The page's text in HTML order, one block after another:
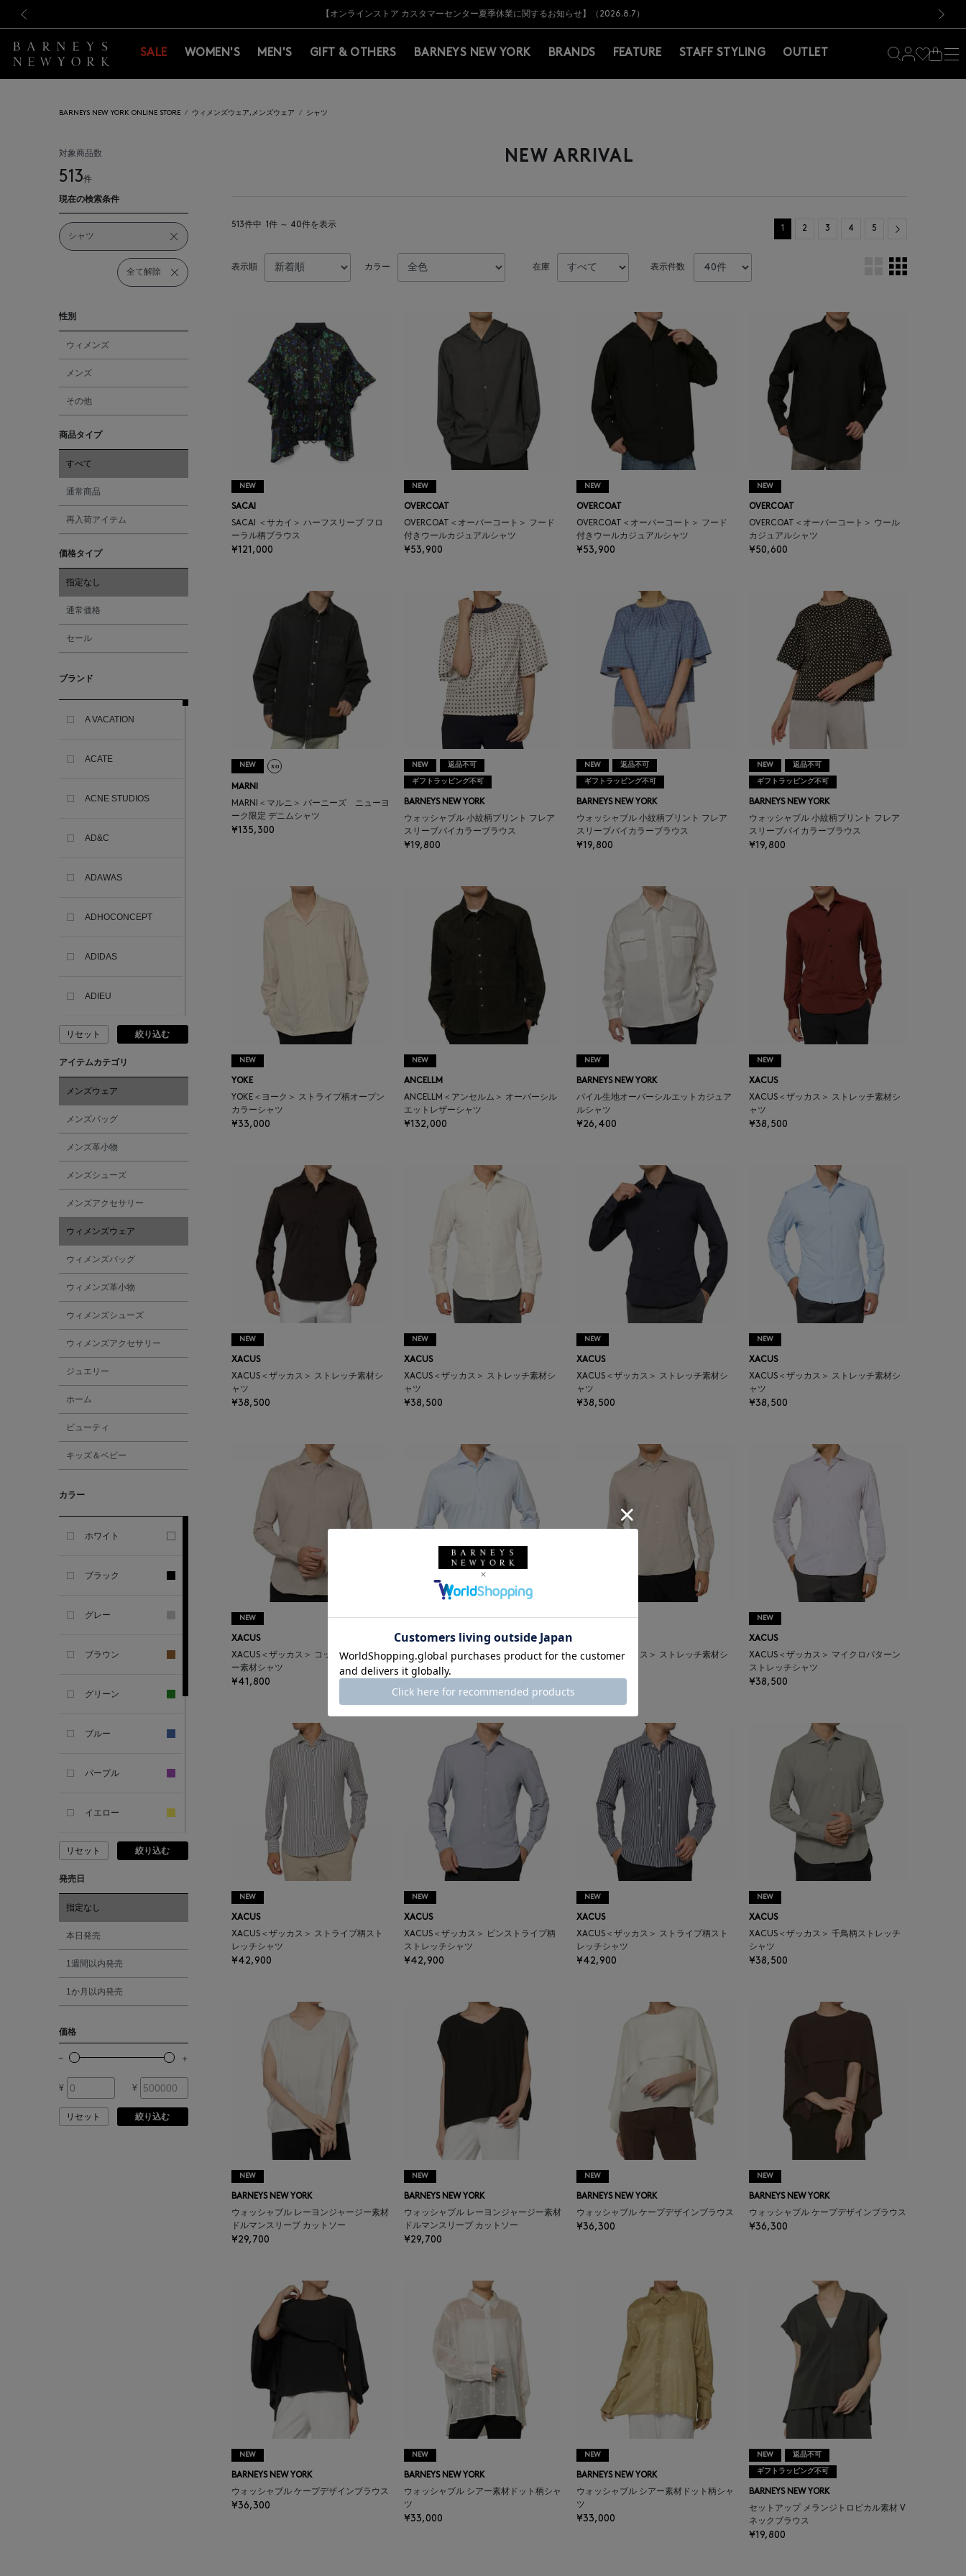
新規登録のお客様も対象！＜MY BARNEYS＞会員のお客様は11,000円（税込）以上のお買上げで常時送料無料！お買い物の際は会員登録を！
【夏季休業に伴う出荷一時停止のお知らせ】(2026.8.7)
【オンラインストア カスタマーセンター夏季休業に関するお知らせ】（2026.8.7）
【夏季休業に伴う返品・交換承り一時停止のお知らせ】（2026.8.5）
熊本県を中心とした地震の影響によるお荷物のお届けについて
【開催中】SUMMER SALEのご案内・ご注意事項
新規登録のお客様も対象！＜MY BARNEYS＞会員のお客様は11,000円（税込）以上のお買上げで常時送料無料！お買い物の際は会員登録を！
【夏季休業に伴う出荷一時停止のお知らせ】(2026.8.7)
SALE WOMEN'S MEN'S GIFT & OTHERS BARNEYS NEW YORK BRANDS FEATURE STAFF STYLING OUTLET
BARNEYS NEW YORK ONLINE STORE ウィメンズウェア,メンズウェア シャツ
対象商品数
513件
現在の検索条件
シャツ
全て解除
性別
ウィメンズ
メンズ
その他
商品タイプ
すべて
通常商品
再入荷アイテム
価格タイプ
指定なし
通常価格
セール
ブランド
A VACATION
ACATE
ACNE STUDIOS
AD&C
ADAWAS
ADHOCONCEPT
ADIDAS
ADIEU
ADLIN HUE
ADVISORY BOARD
CRYSTALS
AKIKO OGAWA.
ALBERT THURSTON
ALESSANDRO
GHERARDI
ALL THE WAYS TO SAY
ALPO
AMIRI
ANCELLM
ANCIENT GREEK
ASAUCE MELER
FIRENZE
リセット 絞り込む
アイテムカテゴリ
メンズウェア
メンズバッグ
メンズ革小物
メンズシューズ
メンズアクセサリー
ウィメンズウェア
ウィメンズバッグ
ウィメンズ革小物
ウィメンズシューズ
ウィメンズアクセサリー
ジュエリー
ホーム
ビューティ
キッズ＆ベビー
カラー
ホワイト
ブラック
グレー
ブラウン
グリーン
ブルー
パープル
イエロー
ピンク
レッド
オレンジ
シルバー
リセット 絞り込む
発売日
指定なし
本日発売
1週間以内発売
1か月以内発売
価格
¥ ¥
リセット 絞り込む
NEW ARRIVAL
513件中 1件 ～ 40件を表示 1 2 3 4 5 Next
表示順 カラー 在庫 表示件数
NEW
SACAI
SACAI ＜サカイ＞ ハーフスリーブ フロ
ーラル柄ブラウス
¥121,000
NEW
OVERCOAT
OVERCOAT＜オーバーコート＞ フード
付きウールカジュアルシャツ
¥53,900
NEW
OVERCOAT
OVERCOAT＜オーバーコート＞ フード
付きウールカジュアルシャツ
¥53,900
NEW
OVERCOAT
OVERCOAT＜オーバーコート＞ ウール
カジュアルシャツ
¥50,600
NEW
MARNI
MARNI＜マルニ＞ バーニーズ ニューヨ
ーク限定 デニムシャツ
¥135,300
NEW 返品不可
ギフトラッピング不可
BARNEYS NEW YORK
ウォッシャブル 小紋柄プリント フレア
スリーブバイカラーブラウス
¥19,800
NEW 返品不可
ギフトラッピング不可
BARNEYS NEW YORK
ウォッシャブル 小紋柄プリント フレア
スリーブバイカラーブラウス
¥19,800
NEW 返品不可
ギフトラッピング不可
BARNEYS NEW YORK
ウォッシャブル 小紋柄プリント フレア
スリーブバイカラーブラウス
¥19,800
NEW
YOKE
YOKE＜ヨーク＞ ストライプ柄オープン
カラーシャツ
¥33,000
NEW
ANCELLM
ANCELLM＜アンセルム＞ オーバーシル
エットレザーシャツ
¥132,000
NEW
BARNEYS NEW YORK
パイル生地オーバーシルエットカジュア
ルシャツ
¥26,400
NEW
XACUS
XACUS＜ザッカス＞ ストレッチ素材シ
ャツ
¥38,500
NEW
XACUS
XACUS＜ザッカス＞ ストレッチ素材シ
ャツ
¥38,500
NEW
XACUS
XACUS＜ザッカス＞ ストレッチ素材シ
ャツ
¥38,500
NEW
XACUS
XACUS＜ザッカス＞ ストレッチ素材シ
ャツ
¥38,500
NEW
XACUS
XACUS＜ザッカス＞ ストレッチ素材シ
ャツ
¥38,500
NEW
XACUS
XACUS＜ザッカス＞ コットンジャージ
ー素材シャツ
¥41,800
NEW
XACUS
XACUS＜ザッカス＞ ストレッチ素材シ
ャツ
NEW
XACUS＜ザッカス＞ ストレッチ素材シ
NEW
XACUS
XACUS＜ザッカス＞ マイクロパターン
ストレッチシャツ
¥38,500
NEW
XACUS
XACUS＜ザッカス＞ ストライプ柄スト
レッチシャツ
¥42,900
NEW
XACUS
XACUS＜ザッカス＞ ピンストライプ柄
ストレッチシャツ
¥42,900
NEW
XACUS
XACUS＜ザッカス＞ ストライプ柄スト
レッチシャツ
¥42,900
NEW
XACUS
XACUS＜ザッカス＞ 千鳥柄ストレッチ
シャツ
¥38,500
NEW
BARNEYS NEW YORK
ウォッシャブル レーヨンジャージー素材
ドルマンスリーブ カットソー
¥29,700
NEW
BARNEYS NEW YORK
ウォッシャブル レーヨンジャージー素材
ドルマンスリーブ カットソー
¥29,700
NEW
BARNEYS NEW YORK
ウォッシャブル ケープデザインブラウス
¥36,300
NEW
BARNEYS NEW YORK
ウォッシャブル ケープデザインブラウス
¥36,300
NEW
BARNEYS NEW YORK
ウォッシャブル ケープデザインブラウス
¥36,300
NEW
BARNEYS NEW YORK
ウォッシャブル シアー素材ドット柄シャ
ツ
¥33,000
NEW
BARNEYS NEW YORK
ウォッシャブル シアー素材ドット柄シャ
ツ
¥33,000
NEW 返品不可
ギフトラッピング不可
BARNEYS NEW YORK
セットアップ メランジトロピカル素材 V
ネックブラウス
¥19,800